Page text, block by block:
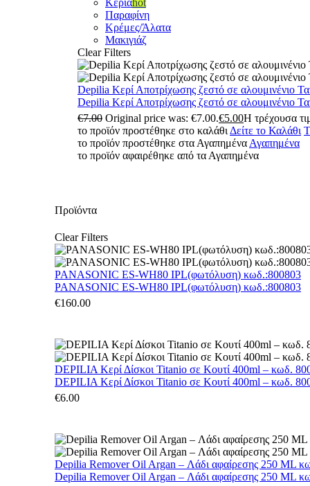
Κεριάhot
Παραφίνη
Κρέμες/Άλατα
Μακιγιάζ
Clear Filters
Depilia Κερί Αποτρίχωσης ζεστό σε αλουμινένιο
Depilia Κερί Αποτρίχωσης ζεστό σε αλουμινένιο
€7.00 Original price was: €7.00.€5.00Η τρέχουσα
το προϊόν προστέθηκε στο καλάθι Δείτε το Καλάθι
το προϊόν προστέθηκε στα Αγαπημένα Αγαπημένα
το προϊόν αφαιρέθηκε από τα Αγαπημένα
Προϊόντα
Clear Filters
PANASONIC ES-WH80 IPL(φωτόλυση) κωδ.:800803
PANASONIC ES-WH80 IPL(φωτόλυση) κωδ.:800803
€160.00
DEPILIA Κερί Δίσκοι Titanio σε Κουτί 400ml – κωδ.
DEPILIA Κερί Δίσκοι Titanio σε Κουτί 400ml – κωδ.
€6.00
Depilia Remover Oil Argan – Λάδι αφαίρεσης 250 ML
Depilia Remover Oil Argan – Λάδι αφαίρεσης 250 ML